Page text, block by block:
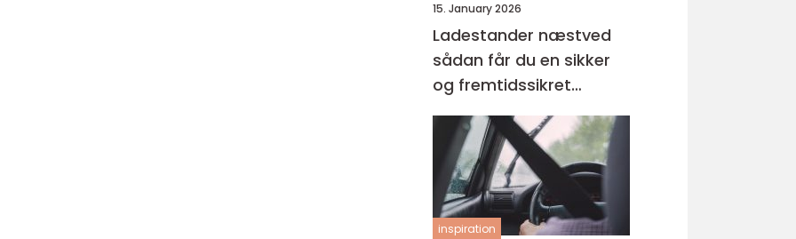
15. January 2026
Ladestander næstved
sådan får du en sikker
og fremtidssikret
løsning
inspiration